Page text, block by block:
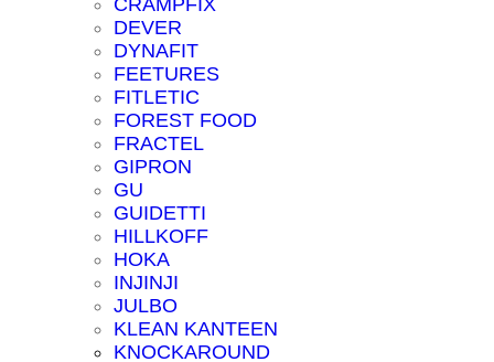
CRAMPFIX
DEVER
DYNAFIT
FEETURES
FITLETIC
FOREST FOOD
FRACTEL
GIPRON
GU
GUIDETTI
HILLKOFF
HOKA
INJINJI
JULBO
KLEAN KANTEEN
KNOCKAROUND